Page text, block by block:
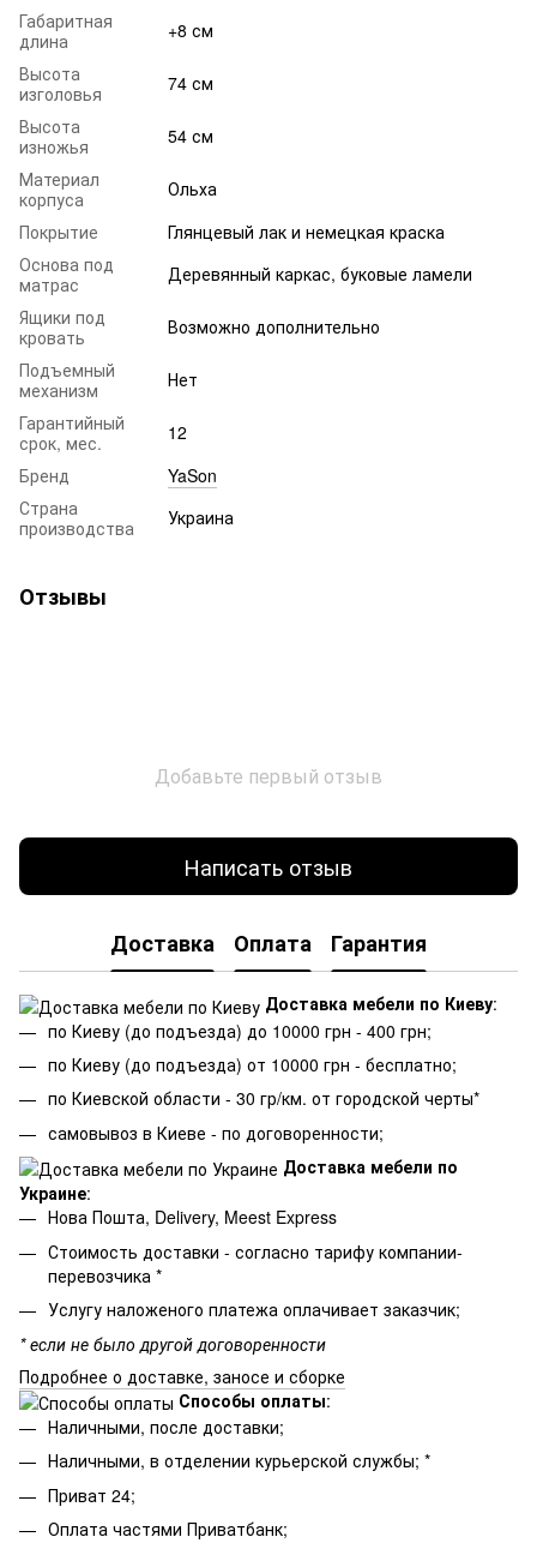
Габаритная
длина
+8 см
Высота
изголовья
74 см
Высота
изножья
54 см
Материал
корпуса
Ольха
Покрытие
Глянцевый лак и немецкая краска
Основа под
матрас
Деревянный каркас, буковые ламели
Ящики под
кровать
Возможно дополнительно
Подъемный
механизм
Нет
Гарантийный
срок, мес.
12
Бренд
YaSon
Страна
производства
Украина
Отзывы
Добавьте первый отзыв
Написать отзыв
Доставка Оплата Гарантия
Доставка мебели по Киеву:
по Киеву (до подъезда) до 10000 грн - 400 грн;
по Киеву (до подъезда) от 10000 грн - бесплатно;
по Киевской области - 30 гр/км. от городской черты*
самовывоз в Киеве - по договоренности;
Доставка мебели по
Украине:
Нова Пошта, Delivery, Meest Express
Стоимость доставки - согласно тарифу компании-
перевозчика *
Услугу наложеного платежа оплачивает заказчик;
* если не было другой договоренности
Подробнее о доставке, заносе и сборке
Способы оплаты:
Наличными, после доставки;
Наличными, в отделении курьерской службы; *
Приват 24;
Оплата частями Приватбанк;